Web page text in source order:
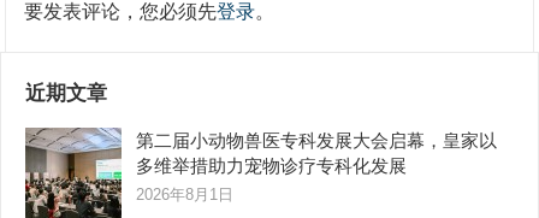
要发表评论，您必须先登录。
近期文章
第二届小动物兽医专科发展大会启幕，皇家以
多维举措助力宠物诊疗专科化发展
2026年8月1日